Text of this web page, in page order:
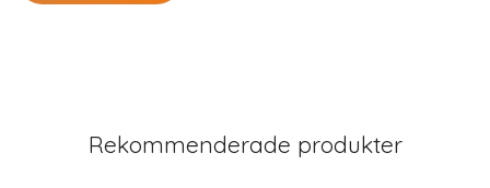
Rekommenderade produkter